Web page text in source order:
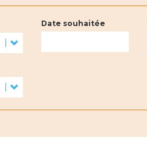
Date souhaitée